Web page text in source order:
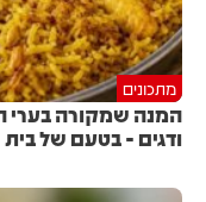
מתכונים
המנה שמקורה בערי
ודגים - בטעם של בית